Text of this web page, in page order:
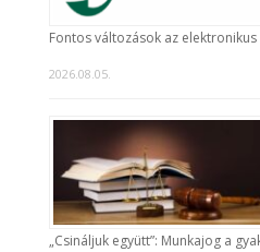
Fontos változások az
2026.08.05.
„Csináljuk együtt”: Munkajog a